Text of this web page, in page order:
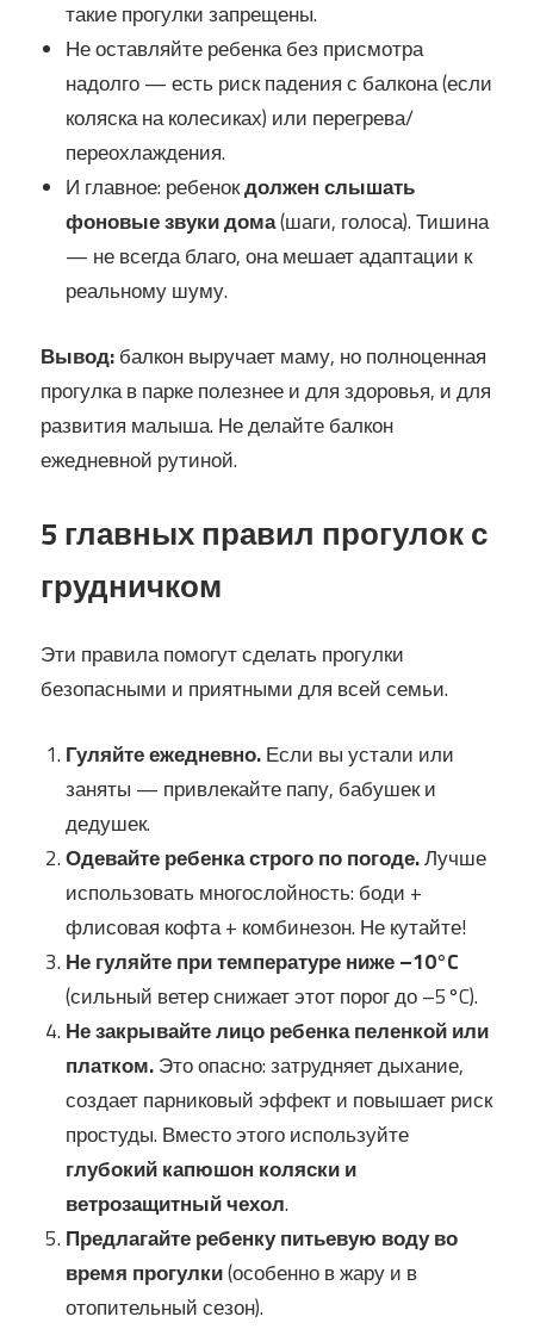
такие прогулки запрещены.
Не оставляйте ребенка без присмотра
надолго — есть риск падения с балкона (если
коляска на колесиках) или перегрева/
переохлаждения.
И главное: ребенокдолжен слышать
фоновые звуки дома(шаги, голоса). Тишина
— не всегда благо, она мешает адаптации к
реальному шуму.
Вывод:балкон выручает маму, но полноценная
прогулка в парке полезнее и для здоровья, и для
развития малыша. Не делайте балкон
ежедневной рутиной.
5 главных правил прогулок с
грудничком
Эти правила помогут сделать прогулки
безопасными и приятными для всей семьи.
Гуляйте ежедневно.Если вы устали или
заняты — привлекайте папу, бабушек и
дедушек.
Одевайте ребенка строго по погоде.Лучше
использовать многослойность: боди +
флисовая кофта + комбинезон. Не кутайте!
Не гуляйте при температуре ниже –10°C
(сильный ветер снижает этот порог до –5°C).
Не закрывайте лицо ребенка пеленкой или
платком.Это опасно: затрудняет дыхание,
создает парниковый эффект и повышает риск
простуды. Вместо этого используйте
глубокий капюшон коляски и
ветрозащитный чехол.
Предлагайте ребенку питьевую воду во
время прогулки(особенно в жару и в
отопительный сезон).